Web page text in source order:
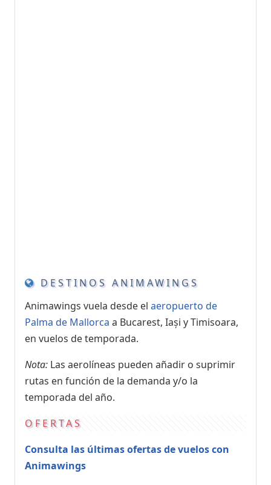
DESTINOS ANIMAWINGS
Animawings vuela desde el aeropuerto de
Palma de Mallorca a Bucarest, Iași y Timisoara,
en vuelos de temporada.
Nota: Las aerolíneas pueden añadir o suprimir
rutas en función de la demanda y/o la
temporada del año.
OFERTAS
Consulta las últimas ofertas de vuelos con
Animawings